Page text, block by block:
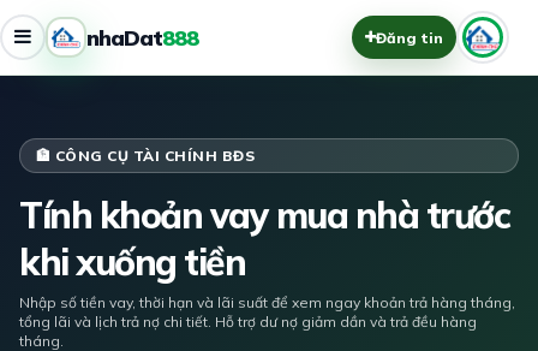
nhaDat888 Đăng tin
🏦 CÔNG CỤ TÀI CHÍNH BĐS
Tính khoản vay mua nhà trước
khi xuống tiền
Nhập số tiền vay, thời hạn và lãi suất để xem ngay khoản trả hàng tháng,
tổng lãi và lịch trả nợ chi tiết. Hỗ trợ dư nợ giảm dần và trả đều hàng
tháng.